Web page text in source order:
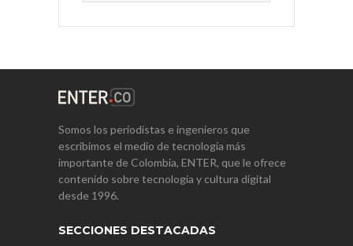
Somos los periodistas e ingenieros que
escribimos el medio de tecnología más
importante de Colombia, ENTER, que le ofrece
contenido sobre tecnología y cultura digital
desde 1996.
SECCIONES DESTACADAS